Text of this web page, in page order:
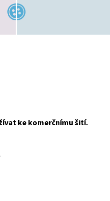
ke komerčnímu šití.